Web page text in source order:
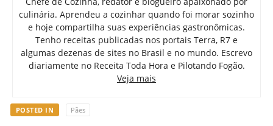
culinária. Aprendeu a cozinhar quando foi morar sozinho
e hoje compartilha suas experiências gastronômicas.
Tenho receitas publicadas nos portais Terra, R7 e
algumas dezenas de sites no Brasil e no mundo. Escrevo
diariamente no Receita Toda Hora e Pilotando Fogão.
Veja mais
POSTED IN Pães